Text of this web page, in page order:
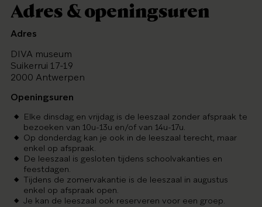
Adres & openingsuren
Adres
DIVA museum
Suikerrui 17-19
2000 Antwerpen
Openingsuren
Elke dinsdag en vrijdag is de leeszaal zonder afspraak te
bezoeken van 10u-13u en/of van 14u-17u.
Op donderdag kan je ook in de leeszaal terecht, maar
enkel op afspraak.
De leeszaal is gesloten tijdens schoolvakanties en
feestdagen.
Tijdens de zomervakantie is de leeszaal in augustus
enkel op afspraak open.
Je kan de leeszaal ook reserveren voor een groep.